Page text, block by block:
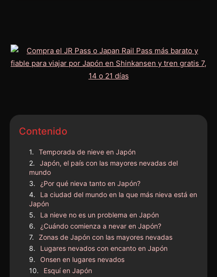
Contenido
Temporada de nieve en Japón
Japón, el país con las mayores nevadas del
mundo
¿Por qué nieva tanto en Japón?
La ciudad del mundo en la que más nieva está en
Japón
La nieve no es un problema en Japón
¿Cuándo comienza a nevar en Japón?
Zonas de Japón con las mayores nevadas
Lugares nevados con encanto en Japón
Onsen en lugares nevados
Esquí en Japón